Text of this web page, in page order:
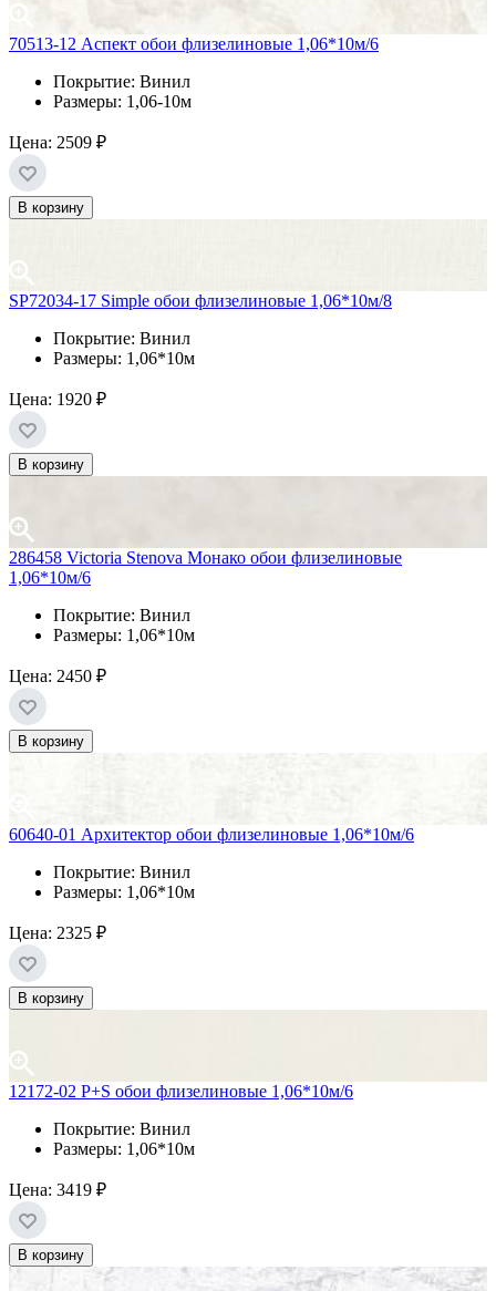
70513-12 Аспект обои флизелиновые 1,06*10м/6
Покрытие: Винил
Размеры: 1,06-10м
Цена: 2509 ₽
В корзину
SP72034-17 Simple обои флизелиновые 1,06*10м/8
Покрытие: Винил
Размеры: 1,06*10м
Цена: 1920 ₽
В корзину
286458 Victoria Stenova Монако обои флизелиновые
1,06*10м/6
Покрытие: Винил
Размеры: 1,06*10м
Цена: 2450 ₽
В корзину
60640-01 Архитектор обои флизелиновые 1,06*10м/6
Покрытие: Винил
Размеры: 1,06*10м
Цена: 2325 ₽
В корзину
12172-02 P+S обои флизелиновые 1,06*10м/6
Покрытие: Винил
Размеры: 1,06*10м
Цена: 3419 ₽
В корзину